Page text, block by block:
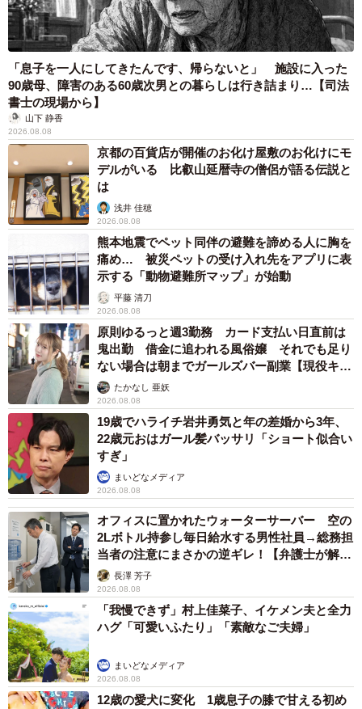
「息子を一人にしてきたんです、帰らないと」 施設に入った
90歳母、障害のある60歳次男との暮らしは行き詰まり…【司法
書士の現場から】
山下 静香
2026.08.08
京都の百貨店が開催のお化け屋敷のお化けにモ
デルがいる 比叡山延暦寺の僧侶が語る伝説と
は
浅井 佳穂
2026.08.08
熊本地震でペット同伴の避難を諦める人に胸を
痛め… 被災ペットの受け入れ先をアプリに表
示する「動物避難所マップ」が始動
平藤 清刀
2026.08.08
原則ゆるっと週3勤務 カード支払い日直前は
鬼出勤 借金に追われる風俗嬢 それでも足り
ない場合は朝までガールズバー副業【現役キャ
ストに取材】
たかなし 亜妖
2026.08.08
19歳でハライチ岩井勇気と年の差婚から3年、
22歳元おはガール髪バッサリ「ショート似合い
すぎ」
まいどなメディア
2026.08.08
オフィスに置かれたウォーターサーバー 空の
2Lボトル持参し毎日給水する男性社員→総務担
当者の注意にまさかの逆ギレ！【弁護士が解
説】長澤 芳子
2026.08.08
「我慢できず」村上佳菜子、イケメン夫と全力
ハグ「可愛いふたり」「素敵なご夫婦」
まいどなメディア
2026.08.08
12歳の愛犬に変化 1歳息子の膝で甘える初め